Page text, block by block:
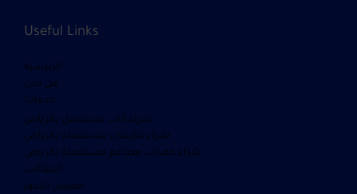
Useful Links
الرئيسية
من نحن
خدماتنا
شراء أثاث مستعمل بالرياض
شراء مكيفات مستعمله بالرياض
شراء معدات مطاعم مستعملة بالرياض
المقالات
معرض الصور